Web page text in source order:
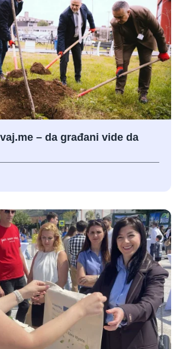
– da građani vide da